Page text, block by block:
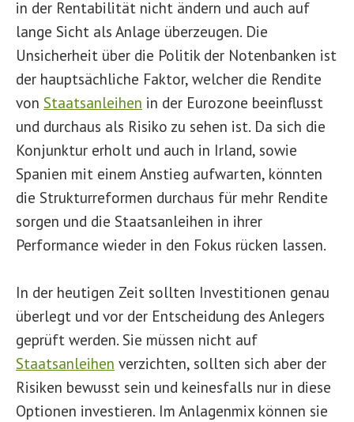
in der Rentabilität nicht ändern und auch auf
lange Sicht als Anlage überzeugen. Die
Unsicherheit über die Politik der Notenbanken ist
der hauptsächliche Faktor, welcher die Rendite
von Staatsanleihen in der Eurozone beeinflusst
und durchaus als Risiko zu sehen ist. Da sich die
Konjunktur erholt und auch in Irland, sowie
Spanien mit einem Anstieg aufwarten, könnten
die Strukturreformen durchaus für mehr Rendite
sorgen und die Staatsanleihen in ihrer
Performance wieder in den Fokus rücken lassen.
In der heutigen Zeit sollten Investitionen genau
überlegt und vor der Entscheidung des Anlegers
geprüft werden. Sie müssen nicht auf
Staatsanleihen verzichten, sollten sich aber der
Risiken bewusst sein und keinesfalls nur in diese
Optionen investieren. Im Anlagenmix können sie